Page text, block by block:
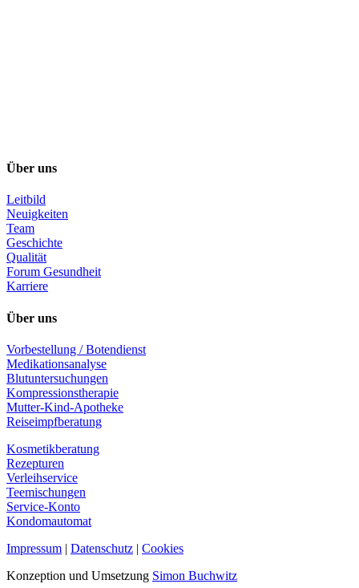
Über uns
Leitbild
Neuigkeiten
Team
Geschichte
Qualität
Forum Gesundheit
Karriere
Über uns
Vorbestellung / Botendienst
Medikationsanalyse
Blutuntersuchungen
Kompressionstherapie
Mutter-Kind-Apotheke
Reiseimpfberatung
Kosmetikberatung
Rezepturen
Verleihservice
Teemischungen
Service-Konto
Kondomautomat
Impressum | Datenschutz | Cookies
Konzeption und Umsetzung Simon Buchwitz